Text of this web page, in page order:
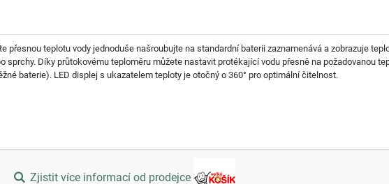
přesnou teplotu vody jednoduše našroubujte na standardní baterii zaznamenává a zobrazuje
sprchy. Díky průtokovému teploměru můžete nastavit protékající vodu přesně na požadovanou
baterie). LED displej s ukazatelem teploty je otočný o 360° pro optimální čitelnost.
Zjistit více informací od prodejce